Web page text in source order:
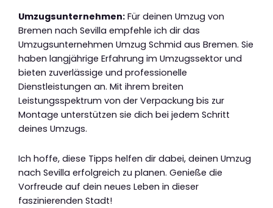
Umzugsunternehmen: Für deinen Umzug von
Bremen nach Sevilla empfehle ich dir das
Umzugsunternehmen Umzug Schmid aus Bremen. Sie
haben langjährige Erfahrung im Umzugssektor und
bieten zuverlässige und professionelle
Dienstleistungen an. Mit ihrem breiten
Leistungsspektrum von der Verpackung bis zur
Montage unterstützen sie dich bei jedem Schritt
deines Umzugs.
Ich hoffe, diese Tipps helfen dir dabei, deinen Umzug
nach Sevilla erfolgreich zu planen. Genieße die
Vorfreude auf dein neues Leben in dieser
faszinierenden Stadt!